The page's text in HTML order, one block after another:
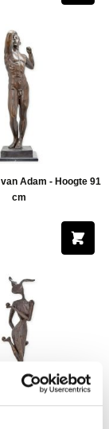
Adam - Hoogte 91
cm